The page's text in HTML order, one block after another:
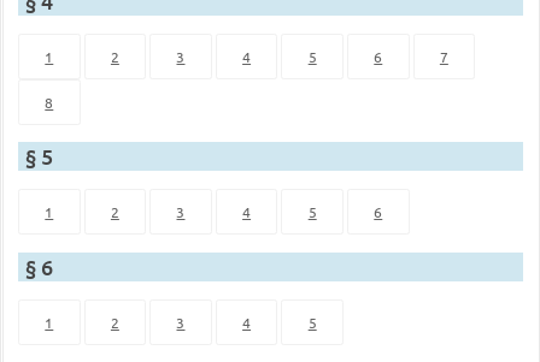
1 2 3 4 5 6 7
8
§ 5
1 2 3 4 5 6
§ 6
1 2 3 4 5